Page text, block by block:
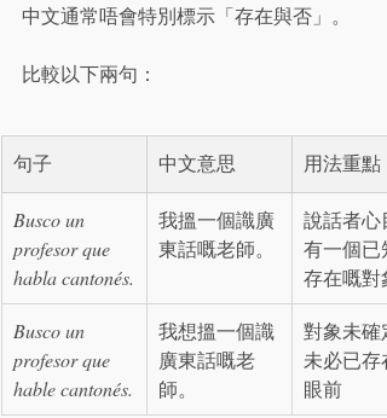
中文通常唔會特別標示「存在與否」。
比較以下兩句：
句子 中文意思 用法重點
Busco un
profesor que
habla cantonés.
我搵一個識廣
東話嘅老師。
說話者心
有一個已
存在嘅對象
Busco un
profesor que
hable cantonés.
我想搵一個識
廣東話嘅老
師。
對象未確
未必已存
眼前